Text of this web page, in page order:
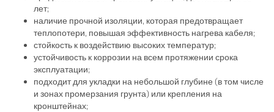
лет;
наличие прочной изоляции, которая предотвращает
теплопотери, повышая эффективность нагрева кабеля;
стойкость к воздействию высоких температур;
устойчивость к коррозии на всем протяжении срока
эксплуатации;
подходит для укладки на небольшой глубине (в том числе
и зонах промерзания грунта) или крепления на
кронштейнах;